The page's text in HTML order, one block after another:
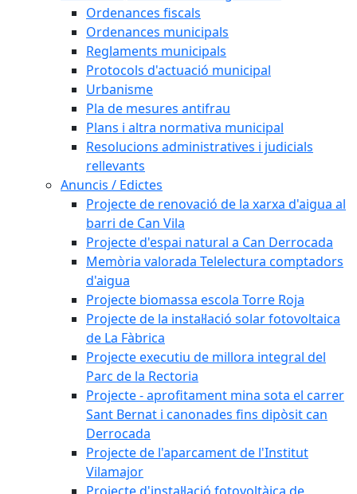
Ordenances fiscals
Ordenances municipals
Reglaments municipals
Protocols d'actuació municipal
Urbanisme
Pla de mesures antifrau
Plans i altra normativa municipal
Resolucions administratives i judicials
rellevants
Anuncis / Edictes
Projecte de renovació de la xarxa d'aigua al
barri de Can Vila
Projecte d'espai natural a Can Derrocada
Memòria valorada Telelectura comptadors
d'aigua
Projecte biomassa escola Torre Roja
Projecte de la instal·lació solar fotovoltaica
de La Fàbrica
Projecte executiu de millora integral del
Parc de la Rectoria
Projecte - aprofitament mina sota el carrer
Sant Bernat i canonades fins dipòsit can
Derrocada
Projecte de l'aparcament de l'Institut
Vilamajor